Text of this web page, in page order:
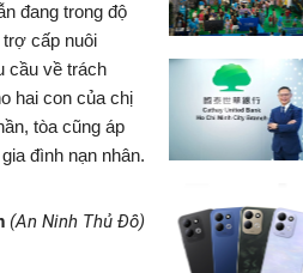
đang trong độ
trợ cấp nuôi
cầu về trách
hai con của chị
tòa cũng áp
đình nạn nhân.
(An Ninh Thủ Đô)